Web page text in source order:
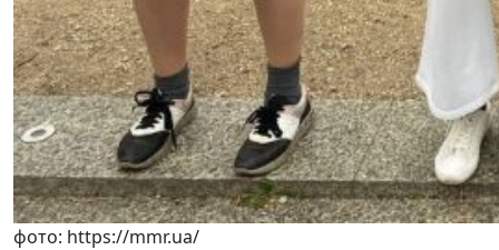
фото: https://mmr.ua/